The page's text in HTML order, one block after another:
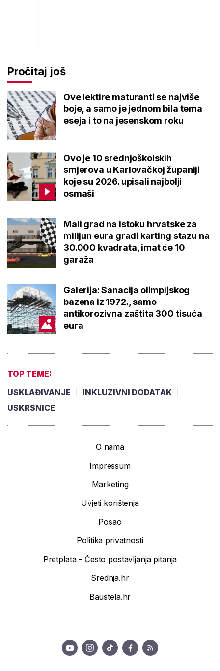
Pročitaj još
Ove lektire maturanti se najviše
boje, a samo je jednom bila tema
eseja i to na jesenskom roku
Ovo je 10 srednjoškolskih
smjerova u Karlovačkoj županiji
koje su 2026. upisali najbolji
osmaši
Mali grad na istoku hrvatske za
milijun eura gradi karting stazu na
30.000 kvadrata, imat će 10
garaža
Galerija: Sanacija olimpijskog
bazena iz 1972., samo
antikorozivna zaštita 300 tisuća
eura
TOP TEME:
USKLAĐIVANJE
INKLUZIVNI DODATAK
USKRSNICE
O nama
Impressum
Marketing
Uvjeti korištenja
Posao
Politika privatnosti
Pretplata - Često postavljanja pitanja
Srednja.hr
Baustela.hr